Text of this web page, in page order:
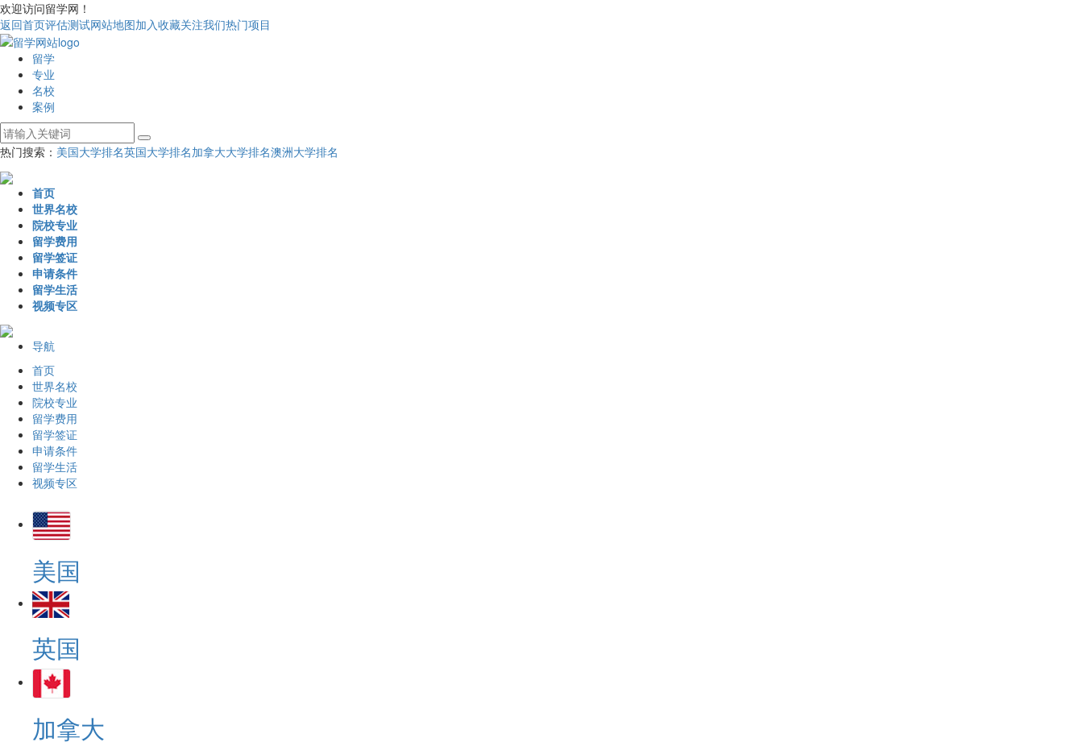
欢迎访问留学网！
返回首页评估测试网站地图加入收藏关注我们热门项目
留学
专业
名校
案例
热门搜索： 美国大学排名英国大学排名加拿大大学排名澳洲大学排名
首页
世界名校
院校专业
留学费用
留学签证
申请条件
留学生活
视频专区
导航
首页
世界名校
院校专业
留学费用
留学签证
申请条件
留学生活
视频专区
美国
英国
加拿大